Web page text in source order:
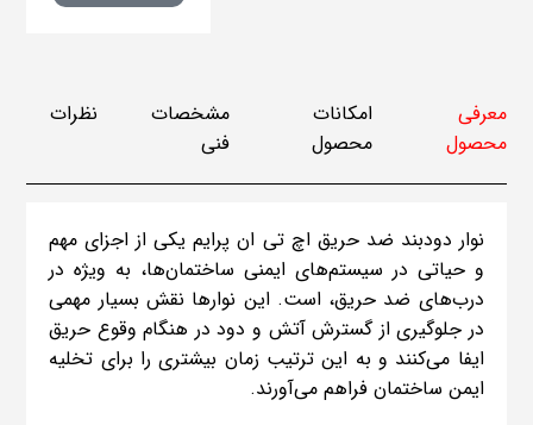
معرفی
محصول
امکانات
محصول
مشخصات
فنی
نظرات
نوار دودبند ضد حریق اچ تی ان پرایم یکی از اجزای مهم
و حیاتی در سیستم‌های ایمنی ساختمان‌ها، به ویژه در
درب‌های ضد حریق، است. این نوارها نقش بسیار مهمی
در جلوگیری از گسترش آتش و دود در هنگام وقوع حریق
ایفا می‌کنند و به این ترتیب زمان بیشتری را برای تخلیه
ایمن ساختمان فراهم می‌آورند.